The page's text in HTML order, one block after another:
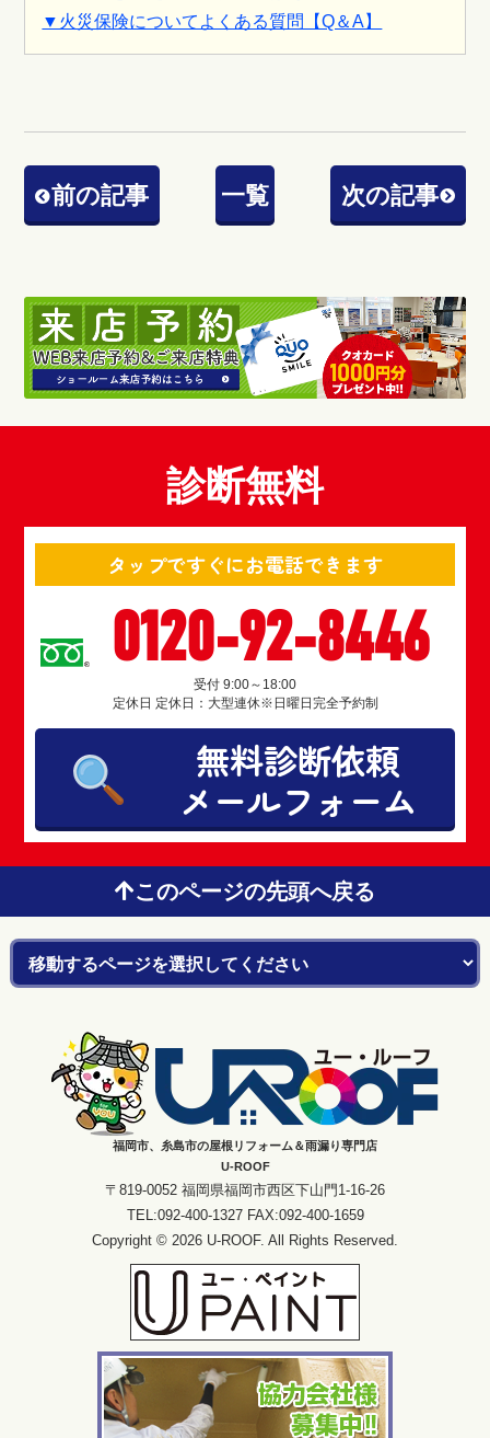
▼火災保険についてよくある質問【Q＆A】
前の記事 一覧 次の記事
診断無料
タップですぐにお電話できます
0120-92-8446
受付 9:00～18:00
定休日 定休日：大型連休※日曜日完全予約制
無料診断依頼
メールフォーム
このページの先頭へ戻る
福岡市、糸島市の屋根リフォーム＆雨漏り専門店
U-ROOF
〒819-0052 福岡県福岡市西区下山門1-16-26
TEL:092-400-1327 FAX:092-400-1659
Copyright © 2026 U-ROOF. All Rights Reserved.